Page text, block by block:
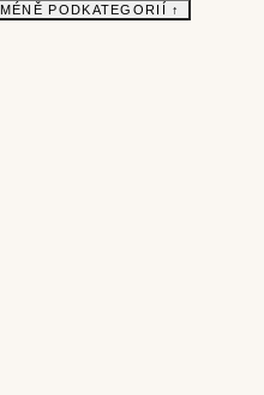
MÉNĚ PODKATEGORIÍ ↑